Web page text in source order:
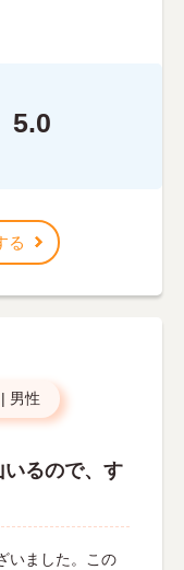
5.0
る
| 男性
るので、す
いました。この